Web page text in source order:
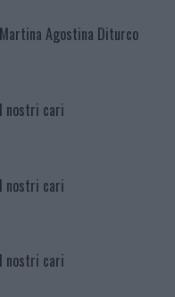
Martina Agostina Diturco
I nostri cari
I nostri cari
I nostri cari